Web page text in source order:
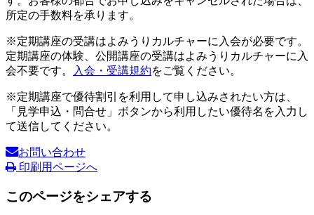
所定の手数料を承ります。
※定期講座の受講はよみうりカルチャーに入会が必要です。
定期講座の体験、公開講座の受講はよみうりカルチャーに入
会不要です。
入会・受講規約をご覧ください。
※定期講座で優待割引を利用して申し込みされたい方は、
「見学申込・問合せ」ボタンから利用したい優待名を入力し
て送信してください。
お問い合わせ
印刷用ページへ
このページをシェアする